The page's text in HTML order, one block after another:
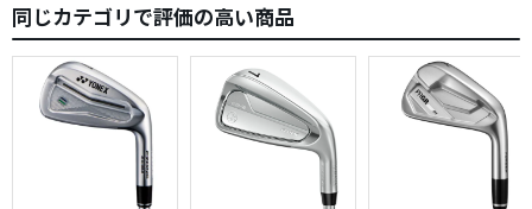
触と
飛距離・高さのイメージが違います。。
けど、決して難しくなく、飛距離、高さはやさしく出せる
ものですよ！
さらに、５番アイアンにはその形状にもっとびっくりです
同じカテゴリで評価の高い商品